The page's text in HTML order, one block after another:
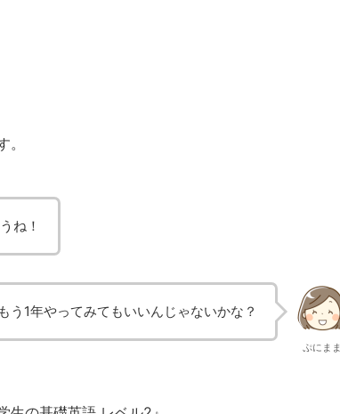
ね！
う1年やってみてもいいんじゃないかな？
ぷにまま